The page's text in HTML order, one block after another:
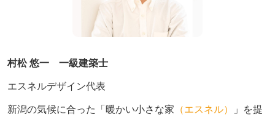
村松 悠一 一級建築士
エスネルデザイン代表
新潟の気候に合った「暖かい小さな家 （エスネル）
」を提